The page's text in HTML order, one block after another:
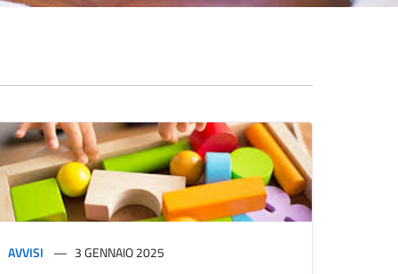
AVVISI 3 GENNAIO 2025